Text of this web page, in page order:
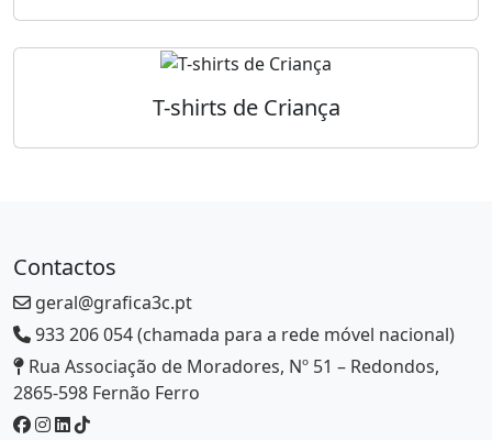
T-shirts de Criança
Contactos
geral@grafica3c.pt
933 206 054 (chamada para a rede móvel nacional)
Rua Associação de Moradores, Nº 51 – Redondos,
2865-598 Fernão Ferro